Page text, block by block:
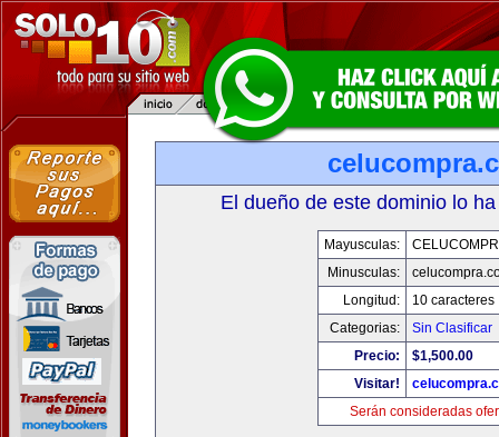
El dueño de este dominio lo
Mayusculas:
Minusculas:
Longitud:
10 caracteres
Categorias:
Sin Clasificar
Precio:
$1,500.00
Visitar!
Serán consideradas